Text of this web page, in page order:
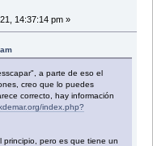
14:37:14 pm »
a parte de eso el
creo que lo puedes
correcto, hay información
index.php?
pero es que tiene un